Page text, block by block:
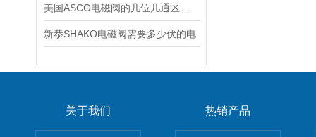
新恭SHAKO电磁阀需要多少伏的电
关于我们 热销产品